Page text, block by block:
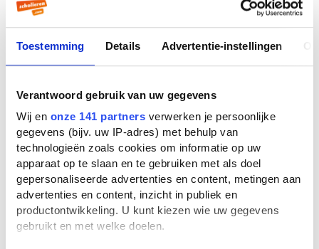
Toestemming Details Advertentie-instellingen
Verantwoord gebruik van uw gegevens
Wij en onze 141 partners verwerken je persoonlijke
gegevens (bijv. uw IP-adres) met behulp van
technologieën zoals cookies om informatie op uw
apparaat op te slaan en te gebruiken met als doel
gepersonaliseerde advertenties en content, metingen aan
advertenties en content, inzicht in publiek en
productontwikkeling. U kunt kiezen wie uw gegevens
gebruikt en met welke doelen.
populaire is.
Harry Mulisch is de enige andere auteur
die twee boeken in de Vlaamse top 10
heeft. OokSiegfriedwordt bijzonder veel
Opvallend veel van de boeken zijn verfilmd
en/of dun!
Meer?
>>De volledige Ranglijsten.
>>De persberichten.
Gepubliceerd op 30 juli 2012